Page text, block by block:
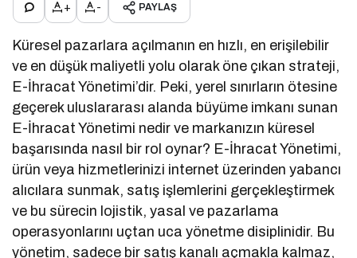
+ - PAYLAŞ
Küresel pazarlara açılmanın en hızlı, en erişilebilir
ve en düşük maliyetli yolu olarak öne çıkan strateji,
E-İhracat Yönetimi’dir. Peki, yerel sınırların ötesine
geçerek uluslararası alanda büyüme imkanı sunan
E-İhracat Yönetimi nedir ve markanızın küresel
başarısında nasıl bir rol oynar? E-İhracat Yönetimi,
ürün veya hizmetlerinizi internet üzerinden yabancı
alıcılara sunmak, satış işlemlerini gerçekleştirmek
ve bu sürecin lojistik, yasal ve pazarlama
operasyonlarını uçtan uca yönetme disiplinidir. Bu
yönetim, sadece bir satış kanalı açmakla kalmaz,